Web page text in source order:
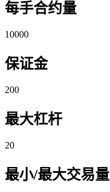
每手合约量
10000
保证金
200
最大杠杆
20
最小/最大交易量